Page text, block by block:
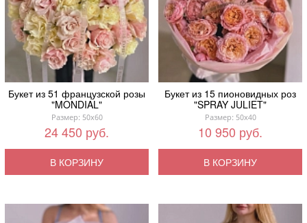
Букет из 51 французской розы
"MONDIAL"
Размер: 50x60
24 450 руб.
В КОРЗИНУ
Букет из 15 пионовидных роз
"SPRAY JULIET"
Размер: 50x40
10 950 руб.
В КОРЗИНУ